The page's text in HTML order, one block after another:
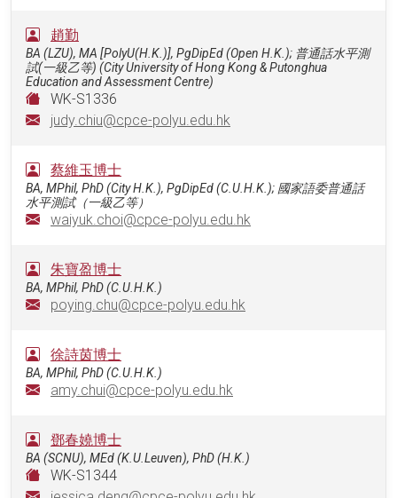
趙勤
BA (LZU), MA [PolyU(H.K.)], PgDipEd (Open H.K.); 普通話水平測
試(一級乙等) (City University of Hong Kong & Putonghua
Education and Assessment Centre)
WK-S1336
judy.chiu@cpce-polyu.edu.hk
蔡維玉博士
BA, MPhil, PhD (City H.K.), PgDipEd (C.U.H.K.); 國家語委普通話
水平測試（一級乙等）
waiyuk.choi@cpce-polyu.edu.hk
朱寶盈博士
BA, MPhil, PhD (C.U.H.K.)
poying.chu@cpce-polyu.edu.hk
徐詩茵博士
BA, MPhil, PhD (C.U.H.K.)
amy.chui@cpce-polyu.edu.hk
鄧春嬈博士
BA (SCNU), MEd (K.U.Leuven), PhD (H.K.)
WK-S1344